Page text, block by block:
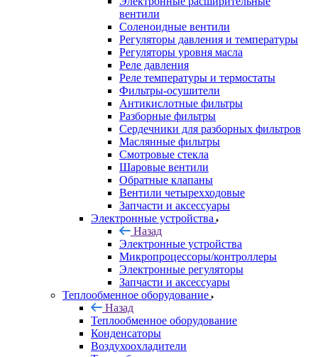
вентили
Соленоидные вентили
Регуляторы давления и температуры
Регуляторы уровня масла
Реле давления
Реле температуры и термостаты
Фильтры-осушители
Антикислотные фильтры
Разборные фильтры
Сердечники для разборных фильтров
Маслянные фильтры
Смотровые стекла
Шаровые вентили
Обратные клапаны
Вентили четырехходовые
Запчасти и аксессуары
Электронные устройства
Назад
Электронные устройства
Микропроцессоры/контроллеры
Электронные регуляторы
Запчасти и аксессуары
Теплообменное оборудование
Назад
Теплообменное оборудование
Конденсаторы
Воздухоохладители